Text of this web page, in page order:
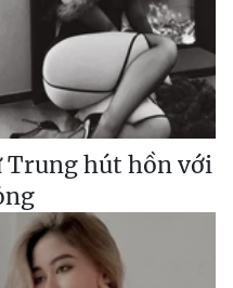
hút hồn với